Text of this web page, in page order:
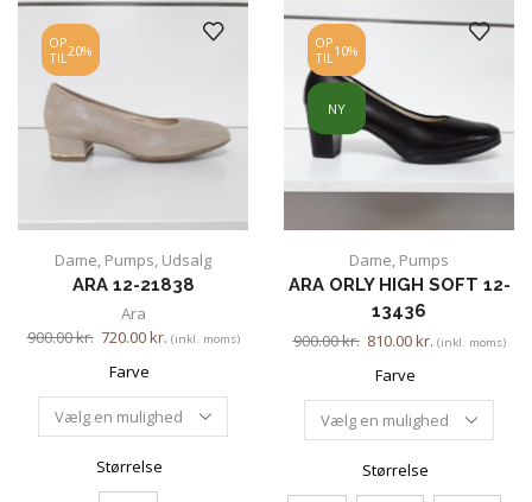
OP
TIL20%
Dame, Pumps, Udsalg
ARA 12-21838
Ara
900.00kr. 720.00kr. (inkl. moms)
Farve
Størrelse
OP
TIL10%
NY
Dame, Pumps
ARA ORLY HIGH SOFT 12-
13436
900.00kr. 810.00kr. (inkl. moms)
Farve
Størrelse